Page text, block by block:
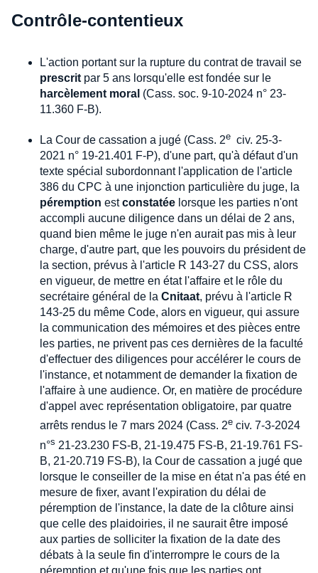
Contrôle-contentieux
L'action portant sur la rupture du contrat de travail se
prescrit par 5 ans lorsqu'elle est fondée sur le
harcèlement moral (Cass. soc. 9-10-2024 n° 23-
11.360 F-B).
La Cour de cassation a jugé (Cass. 2e civ. 25-3-
2021 n° 19-21.401 F-P), d'une part, qu'à défaut d'un
texte spécial subordonnant l'application de l'article
386 du CPC à une injonction particulière du juge, la
péremption estconstatée lorsque les parties n'ont
accompli aucune diligence dans un délai de 2 ans,
quand bien même le juge n'en aurait pas mis à leur
charge, d'autre part, que les pouvoirs du président de
la section, prévus à l'article R 143-27 du CSS, alors
en vigueur, de mettre en état l'affaire et le rôle du
secrétaire général de la Cnitaat, prévu à l'article R
143-25 du même Code, alors en vigueur, qui assure
la communication des mémoires et des pièces entre
les parties, ne privent pas ces dernières de la faculté
d'effectuer des diligences pour accélérer le cours de
l'instance, et notamment de demander la fixation de
l'affaire à une audience. Or, en matière de procédure
d'appel avec représentation obligatoire, par quatre
arrêts rendus le 7 mars 2024 (Cass. 2e civ. 7-3-2024
n°s 21-23.230 FS-B, 21-19.475 FS-B, 21-19.761 FS-
B, 21-20.719 FS-B), la Cour de cassation a jugé que
lorsque le conseiller de la mise en état n'a pas été en
mesure de fixer, avant l'expiration du délai de
péremption de l'instance, la date de la clôture ainsi
que celle des plaidoiries, il ne saurait être imposé
aux parties de solliciter la fixation de la date des
débats à la seule fin d'interrompre le cours de la
péremption et qu'une fois que les parties ont